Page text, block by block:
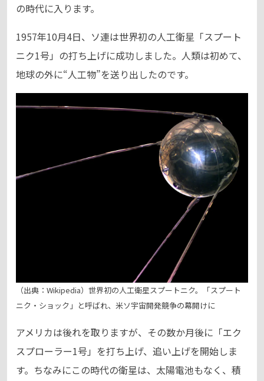
の時代に入ります。
1957年10月4日、ソ連は世界初の人工衛星「スプート
ニク1号」の打ち上げに成功しました。人類は初めて、
地球の外に“人工物”を送り出したのです。
（出典：Wikipedia）世界初の人工衛星スプートニク。「スプート
ニク・ショック」と呼ばれ、米ソ宇宙開発競争の幕開けに
アメリカは後れを取りますが、その数か月後に「エク
スプローラー1号」を打ち上げ、追い上げを開始しま
す。ちなみにこの時代の衛星は、太陽電池もなく、積